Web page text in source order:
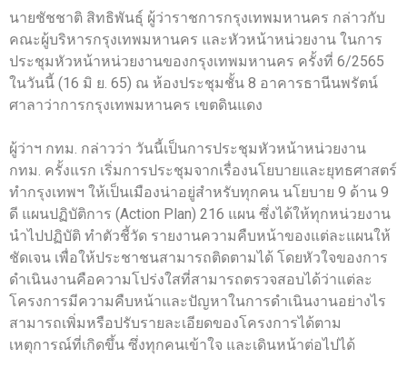
นายชัชชาติ สิทธิพันธุ์ ผู้ว่าราชการกรุงเทพมหานคร กล่าวกับ
คณะผู้บริหารกรุงเทพมหานคร และหัวหน้าหน่วยงาน ในการ
ประชุมหัวหน้าหน่วยงานของกรุงเทพมหานคร ครั้งที่ 6/2565
ในวันนี้ (16 มิ ย. 65) ณ ห้องประชุมชั้น 8 อาคารธานีนพรัตน์
ศาลาว่าการกรุงเทพมหานคร เขตดินแดง
ผู้ว่าฯ กทม. กล่าวว่า วันนี้เป็นการประชุมหัวหน้าหน่วยงาน
กทม. ครั้งแรก เริ่มการประชุมจากเรื่องนโยบายและยุทธศาสตร์
ทำกรุงเทพฯ ให้เป็นเมืองน่าอยู่สำหรับทุกคน นโยบาย 9 ด้าน 9
ดี แผนปฏิบัติการ (Action Plan) 216 แผน ซึ่งได้ให้ทุกหน่วยงาน
นำไปปฏิบัติ ทำตัวชี้วัด รายงานความคืบหน้าของแต่ละแผนให้
ชัดเจน เพื่อให้ประชาชนสามารถติดตามได้ โดยหัวใจของการ
ดำเนินงานคือความโปร่งใสที่สามารถตรวจสอบได้ว่าแต่ละ
โครงการมีความคืบหน้าและปัญหาในการดำเนินงานอย่างไร
สามารถเพิ่มหรือปรับรายละเอียดของโครงการได้ตาม
เหตุการณ์ที่เกิดขึ้น ซึ่งทุกคนเข้าใจ และเดินหน้าต่อไปได้